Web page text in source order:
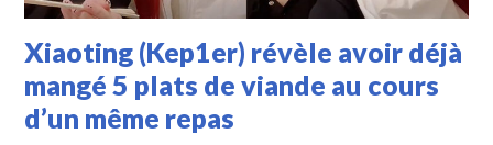
Xiaoting (Kep1er) révèle avoir déjà
mangé 5 plats de viande au cours
d’un même repas